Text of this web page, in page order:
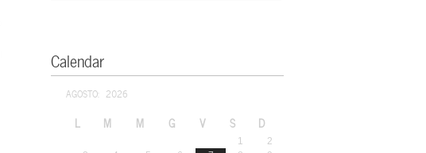
Calendar
AGOSTO: 2026
L M M G V S D
1
2